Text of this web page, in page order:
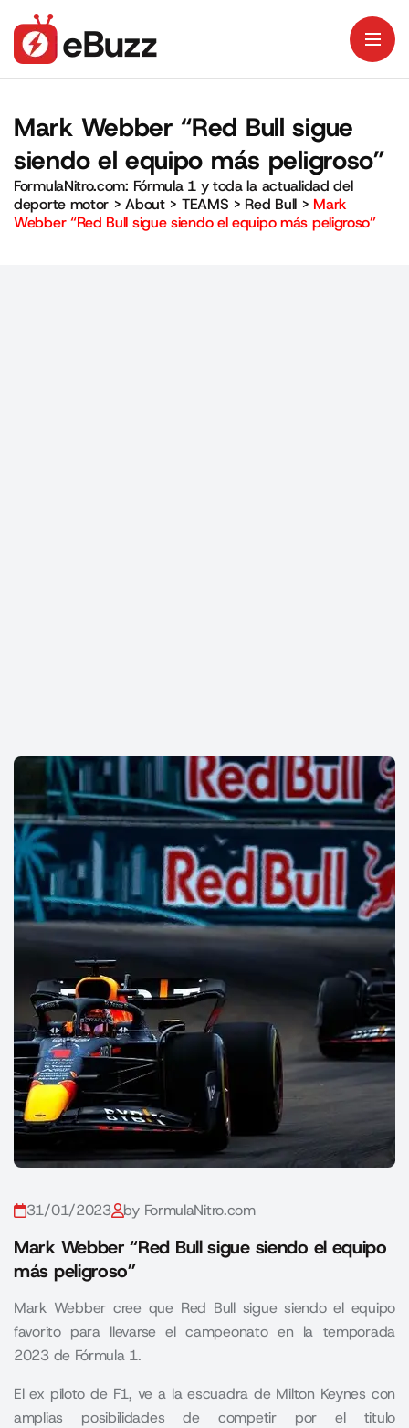
Mark Webber “Red Bull sigue
siendo el equipo más peligroso”
FormulaNitro.com: Fórmula 1 y toda la actualidad del
deporte motor >About> TEAMS > Red Bull > Mark
Webber “Red Bull sigue siendo el equipo más peligroso”
31/01/2023 by FormulaNitro.com
Mark Webber “Red Bull sigue siendo el equipo
más peligroso”
Mark Webber cree que Red Bull sigue siendo el equipo
favorito para llevarse el campeonato en la temporada
2023 de Fórmula 1.
El ex piloto de F1, ve a la escuadra de Milton Keynes con
amplias posibilidades de competir por el titulo